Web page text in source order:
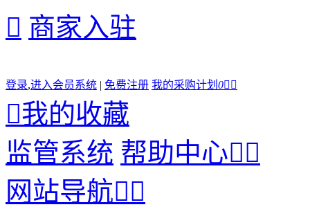
 商家入驻
登录,进入会员系统 | 免费注册 我的采购计划 0 
我的收藏
监管系统 帮助中心
网站导航